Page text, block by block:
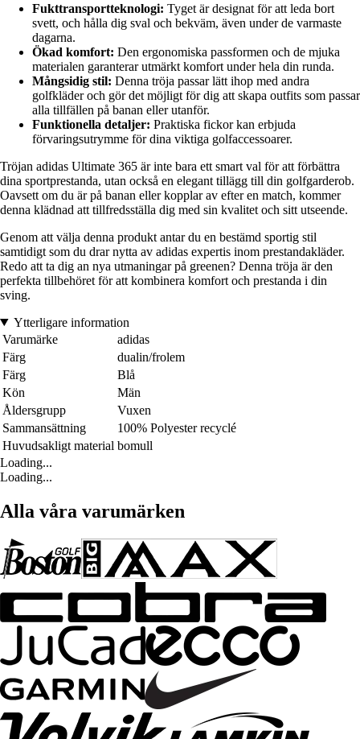
Fukttransportteknologi: Tyget är designat för att leda bort
svett, och hålla dig sval och bekväm, även under de varmaste
dagarna.
Ökad komfort: Den ergonomiska passformen och de mjuka
materialen garanterar utmärkt komfort under hela din runda.
Mångsidig stil: Denna tröja passar lätt ihop med andra
golfkläder och gör det möjligt för dig att skapa outfits som passar
alla tillfällen på banan eller utanför.
Funktionella detaljer: Praktiska fickor kan erbjuda
förvaringsutrymme för dina viktiga golfaccessoarer.
Tröjan adidas Ultimate 365 är inte bara ett smart val för att förbättra
dina sportprestanda, utan också en elegant tillägg till din golfgarderob.
Oavsett om du är på banan eller kopplar av efter en match, kommer
denna klädnad att tillfredsställa dig med sin kvalitet och sitt utseende.
Genom att välja denna produkt antar du en bestämd sportig stil
samtidigt som du drar nytta av adidas expertis inom prestandakläder.
Redo att ta dig an nya utmaningar på greenen? Denna tröja är den
perfekta tillbehöret för att kombinera komfort och prestanda i din
sving.
Ytterligare information
Varumärke
adidas
Färg
dualin/frolem
Färg
Blå
Kön
Män
Åldersgrupp
Vuxen
Sammansättning
100% Polyester recyclé
Huvudsakligt material bomull
Loading...
Loading...
Alla våra varumärken